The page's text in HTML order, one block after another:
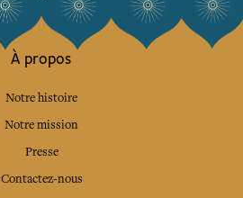
À propos
Notre histoire
Notre mission
Presse
Contactez-nous